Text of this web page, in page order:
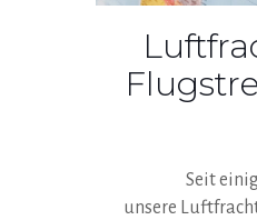
Seit
unsere